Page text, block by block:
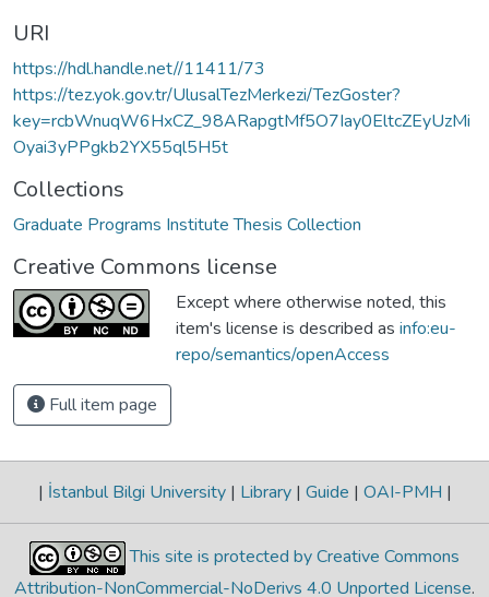
URI
https://hdl.handle.net//11411/73
https://tez.yok.gov.tr/UlusalTezMerkezi/TezGoster?
key=rcbWnuqW6HxCZ_98ARapgtMf5O7Iay0EltcZEyUzMi
Oyai3yPPgkb2YX55ql5H5t
Collections
Graduate Programs Institute Thesis Collection
Creative Commons license
Except where otherwise noted, this
item's license is described as info:eu-
repo/semantics/openAccess
Full item page
| İstanbul Bilgi University | Library | Guide | OAI-PMH |
This site is protected by Creative Commons
Attribution-NonCommercial-NoDerivs 4.0 Unported License.